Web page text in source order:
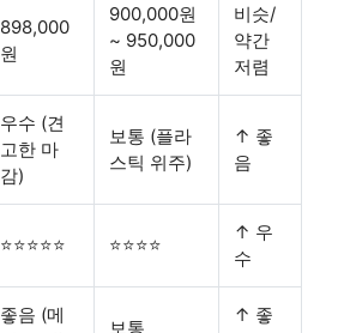
898,000
원
900,000원
~ 950,000
원
비슷/
약간
저렴
우수 (견
고한 마
감)
보통 (플라
스틱 위주)
↑ 좋
음
⭐⭐⭐⭐⭐ ⭐⭐⭐⭐
↑ 우
수
좋음 (메
보통
↑ 좋